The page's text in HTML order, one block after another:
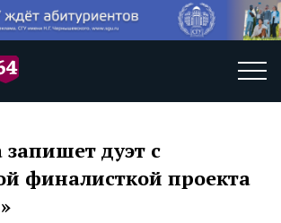
дуэт с
финалисткой проекта